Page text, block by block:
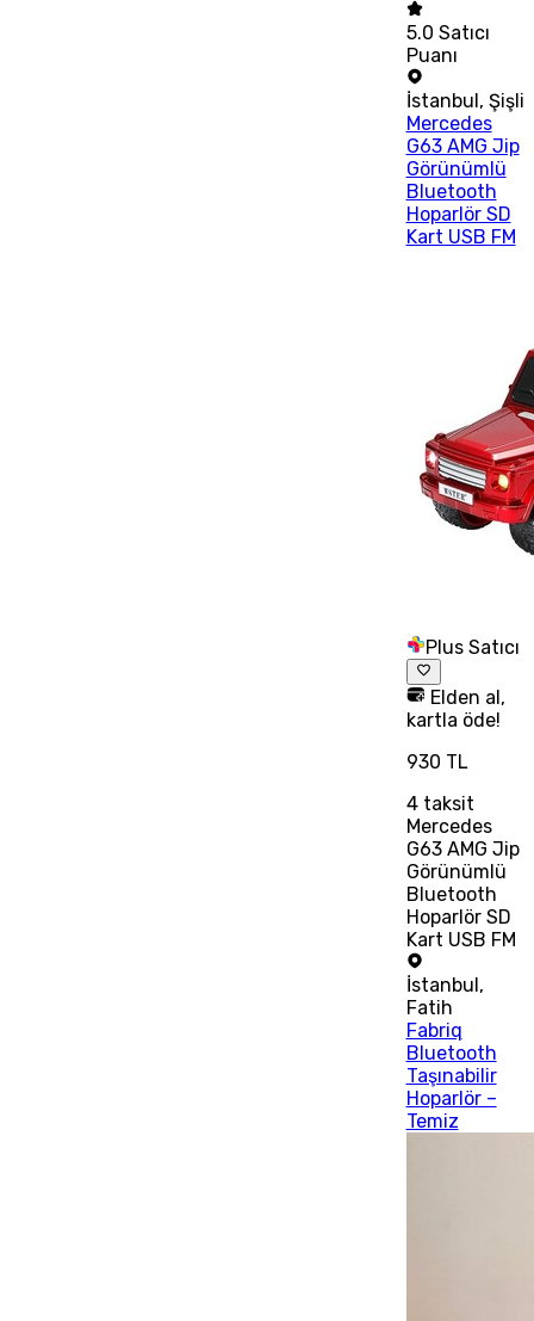
5.0 Satıcı
Puanı
İstanbul, Şişli
Mercedes
G63 AMG Jip
Görünümlü
Bluetooth
Hoparlör SD
Kart USB FM
Plus Satıcı
Elden al,
kartla öde!
930 TL
4taksit
Mercedes
G63 AMG Jip
Görünümlü
Bluetooth
Hoparlör SD
Kart USB FM
İstanbul ,
Fatih
Fabriq
Bluetooth
Taşınabilir
Hoparlör –
Temiz